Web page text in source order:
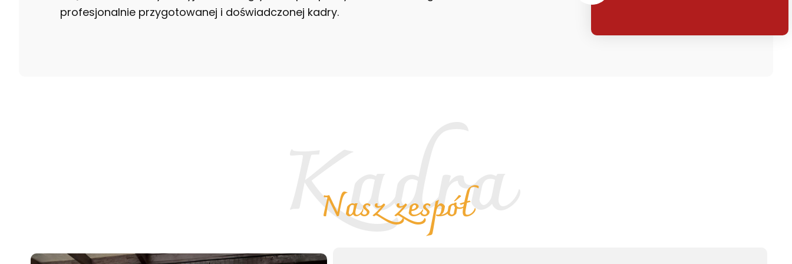
profesjonalnie przygotowanej i doświadczonej kadry.
Kadra
Nasz zespół